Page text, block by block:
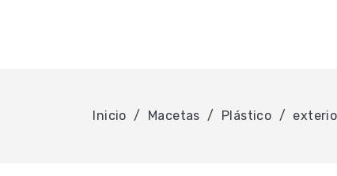
Inicio Macetas Plástico